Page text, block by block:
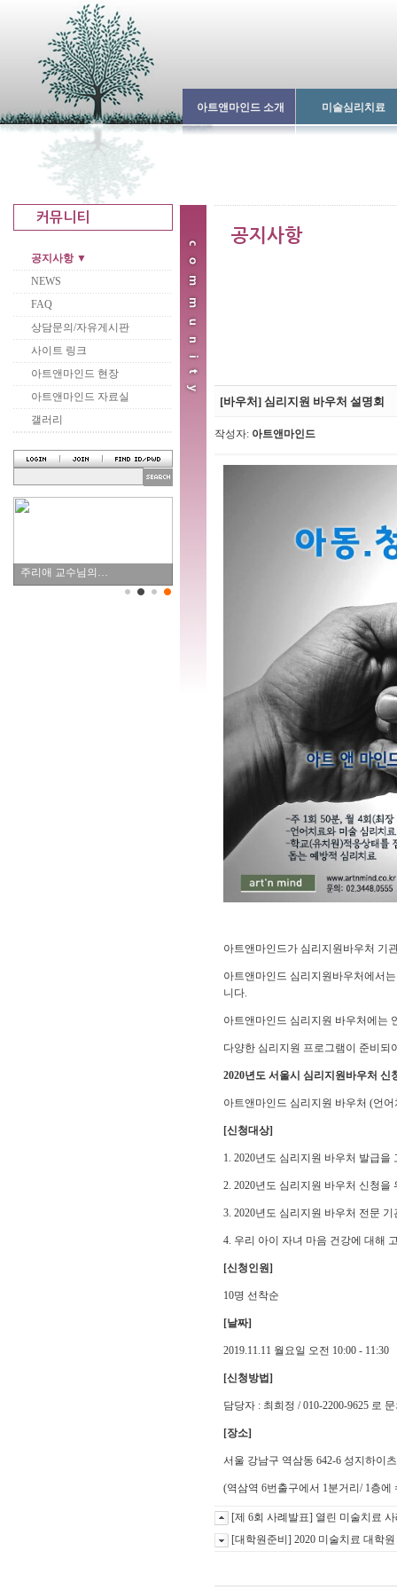
아트앤마인드 소개 미술심리치료
공지사항 ▼
NEWS
FAQ
상담문의/자유게시판
사이트 링크
아트앤마인드 현장
아트앤마인드 자료실
갤러리
주리애 교수님의…
[바우처] 심리지원 바우처 설명회
작성자: 아트앤마인드
아트앤마인드가 심리지원바우처 기
아트앤마인드 심리지원바우처에서
니다.
아트앤마인드 심리지원 바우처에는
다양한 심리지원 프로그램이 준비되
2020년도 서울시 심리지원바우처
아트앤마인드 심리지원 바우처 (언
[신청대상]
1. 2020년도 심리지원 바우처 발급
2. 2020년도 심리지원 바우처 신청
3. 2020년도 심리지원 바우처 전문
4. 우리 아이 자녀 마음 건강에 대해
[신청인원]
10명 선착순
[날짜]
2019.11.11 월요일 오전 10:00 - 11:30
[신청방법]
담당자 : 최희정 / 010-2200-9625 로
[장소]
서울 강남구 역삼동 642-6 성지하이
(역삼역 6번출구에서 1분거리/ 1층에
[제 6회 사례발표] 열린 미술치료
[대학원준비] 2020 미술치료 대학